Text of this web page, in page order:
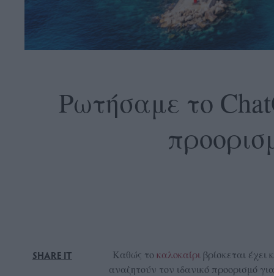
Ρωτήσαμε το
SHARE IT Καθώς το καλοκαίρι βρίσκεται
αναζητούν τον ιδανικό προορισμό